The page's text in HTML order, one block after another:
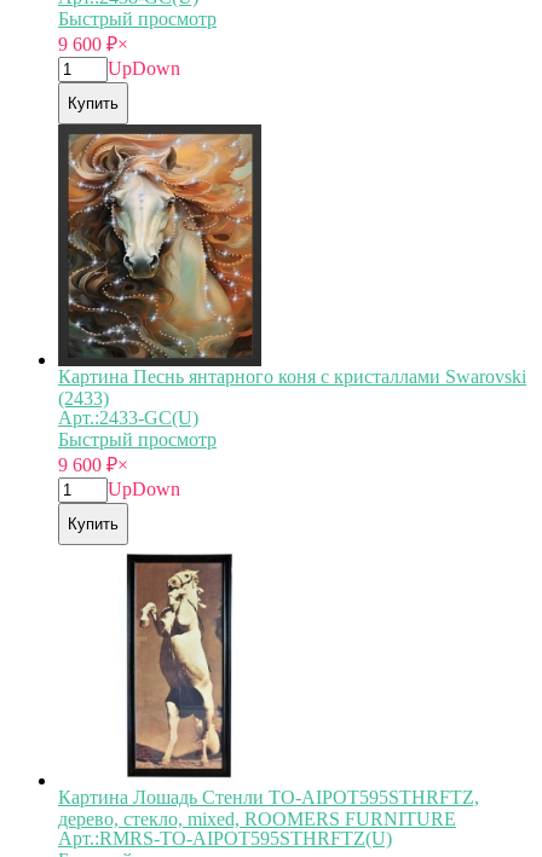
Быстрый просмотр
9 600 ₽×
UpDown
Купить
Картина Песнь янтарного коня с кристаллами Swarovski
(2433)
Арт.:2433-GC(U)
Быстрый просмотр
9 600 ₽×
UpDown
Купить
Картина Лошадь Стенли TO-AIPOT595STHRFTZ,
дерево, стекло, mixed, ROOMERS FURNITURE
Арт.:RMRS-TO-AIPOT595STHRFTZ(U)